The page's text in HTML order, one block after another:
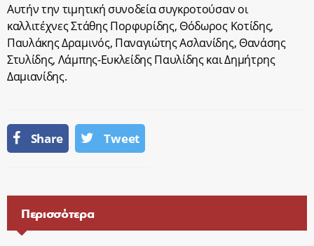
Αυτήν την τιμητική συνοδεία συγκροτούσαν οι
καλλιτέχνες Στάθης Πορφυρίδης, Θόδωρος Κοτίδης,
Παυλάκης Δραμινός, Παναγιώτης Ασλανίδης, Θανάσης
Στυλίδης, Λάμπης-Ευκλείδης Παυλίδης και Δημήτρης
Δαμιανίδης.
Share Tweet
Περισσότερα